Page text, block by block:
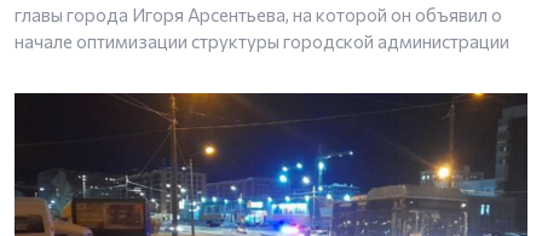
главы города Игоря Арсентьева, на которой он объявил о
начале оптимизации структуры городской администрации